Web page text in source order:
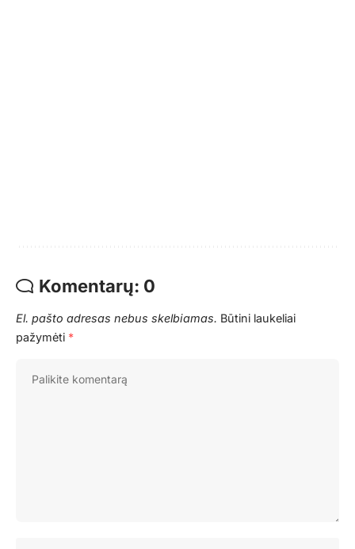
Komentarų: 0
El. pašto adresas nebus skelbiamas. Būtini laukeliai
pažymėti *